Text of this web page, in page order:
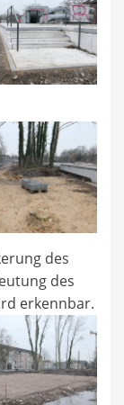
des
des
erkennbar.